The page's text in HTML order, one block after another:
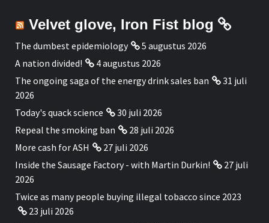
Velvet glove, Iron Fist blog
The dumbest epidemiology
5 augustus 2026
A nation divided!
4 augustus 2026
The ongoing saga of the energy drink sales ban
31 juli
2026
Today's quack science
30 juli 2026
Repeal the smoking ban
28 juli 2026
More cash for ASH
27 juli 2026
Inside the Sausage Factory - with Martin Durkin!
27 juli
2026
Twice as many people buying illegal tobacco since 2023
23 juli 2026